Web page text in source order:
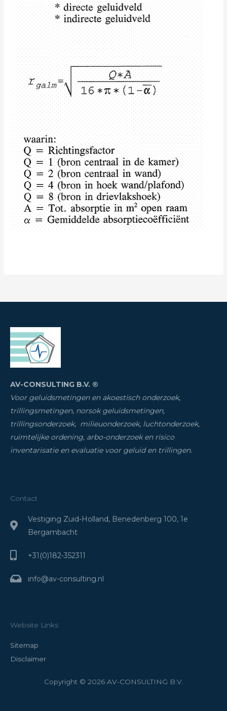
AV-CONSULTING B.V. ®
Voor geluidsmetingen en akoestisch onderzoek,
trillingsmetingen, norsok geluidsmetingen,
trillingsonderzoek, milieuonderzoek, luchtonderzoek,
ruimtelijke ordening, arbo-onderzoek en risico
inventarisatie en evaluatie voor geluid en trillingen.
Contact
Vestiging Zuid-Holland, Benedenberg 100, 1e
Bergambacht
+31(0)182-352311
info@av-consulting.nl
Website Links
Sitemap
Disclaimer
Copyright © 2026 AV-CONSULTING B.V.